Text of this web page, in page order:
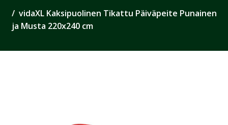
vidaXL Kaksipuolinen Tikattu Päiväpeite Punainen
ja Musta 220x240 cm